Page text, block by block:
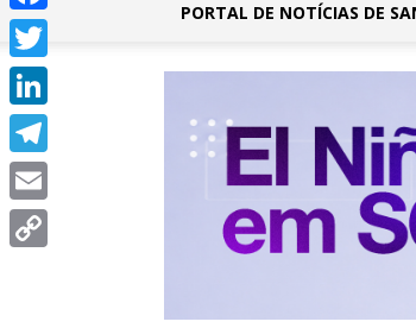
PORTAL DE NOTÍCIAS DE
Facebook
Twitter
LinkedIn
Telegram
Email